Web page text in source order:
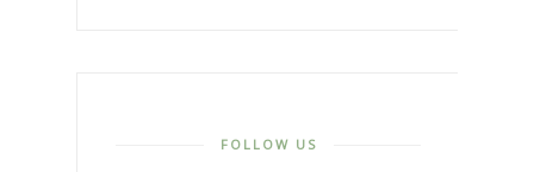
FOLLOW US